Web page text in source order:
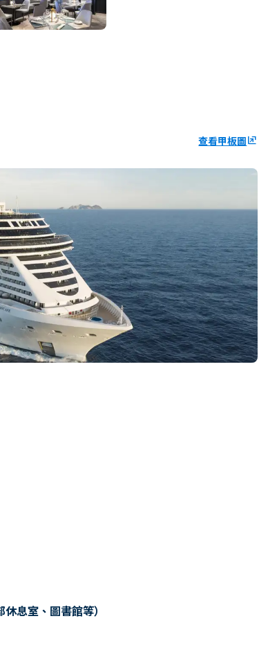
查看甲板圖ungroup
息室、圖書館等）